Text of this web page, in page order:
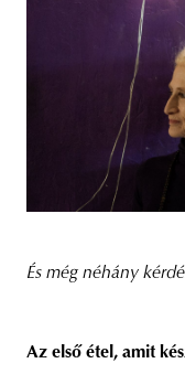
És még néhány
Az első étel, amit